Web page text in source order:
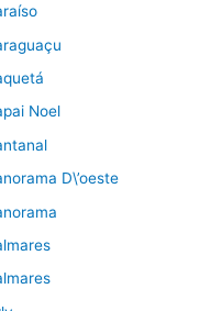
Noel
D\’oeste